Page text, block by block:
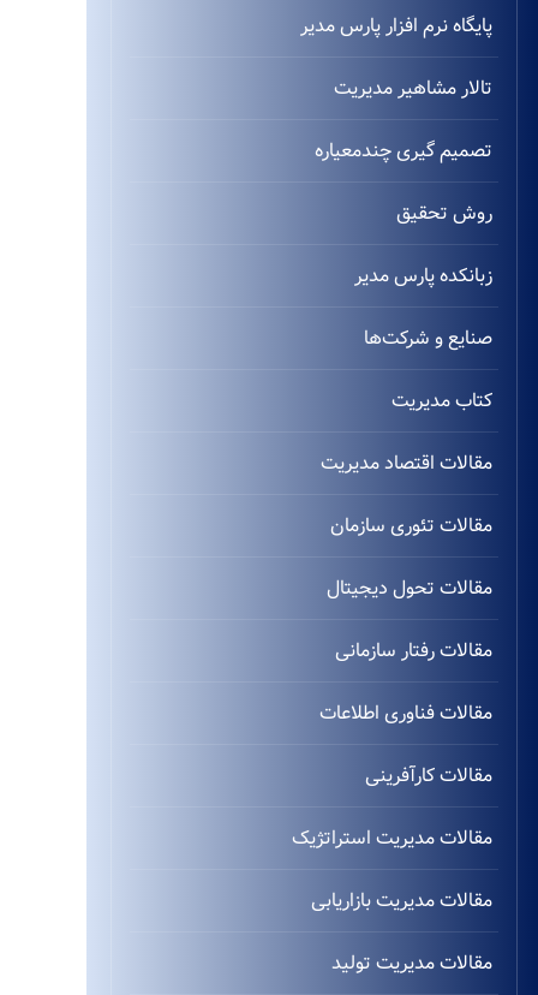
پایگاه نرم افزار پارس مدیر
تالار مشاهیر مدیریت
تصمیم گیری چندمعیاره
روش تحقیق
زبانکده پارس مدیر
صنایع و شرکت‌ها
کتاب مدیریت
مقالات اقتصاد مدیریت
مقالات تئوری سازمان
مقالات تحول دیجیتال
مقالات رفتار سازمانی
مقالات فناوری اطلاعات
مقالات کارآفرینی
مقالات مدیریت استراتژیک
مقالات مدیریت بازاریابی
مقالات مدیریت تولید